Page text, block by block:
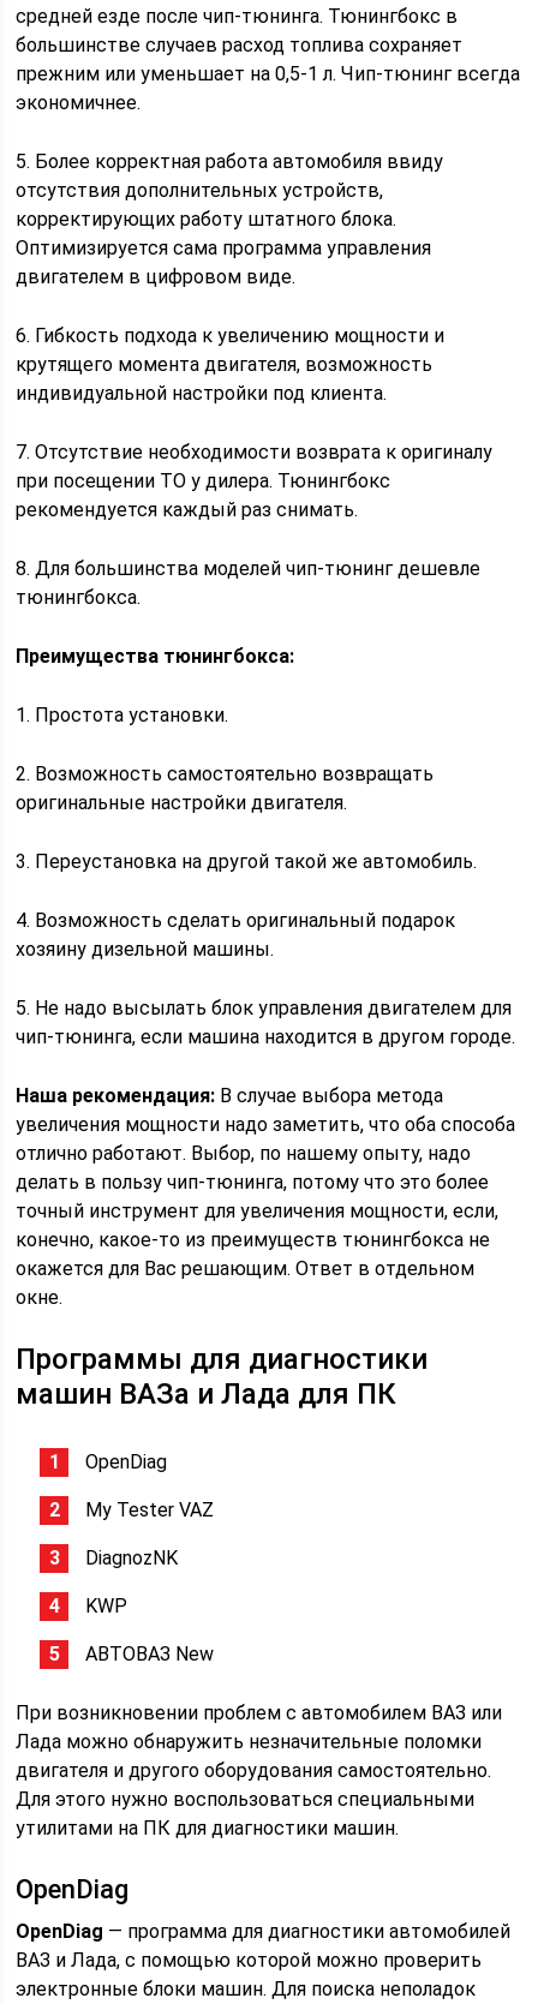
средней езде после чип-тюнинга. Тюнингбокс в
большинстве случаев расход топлива сохраняет
прежним или уменьшает на 0,5-1 л. Чип-тюнинг всегда
экономичнее.
5. Более корректная работа автомобиля ввиду
отсутствия дополнительных устройств,
корректирующих работу штатного блока.
Оптимизируется сама программа управления
двигателем в цифровом виде.
6. Гибкость подхода к увеличению мощности и
крутящего момента двигателя, возможность
индивидуальной настройки под клиента.
7. Отсутствие необходимости возврата к оригиналу
при посещении ТО у дилера. Тюнингбокс
рекомендуется каждый раз снимать.
8. Для большинства моделей чип-тюнинг дешевле
тюнингбокса.
Преимущества тюнингбокса:
1. Простота установки.
2. Возможность самостоятельно возвращать
оригинальные настройки двигателя.
3. Переустановка на другой такой же автомобиль.
4. Возможность сделать оригинальный подарок
хозяину дизельной машины.
5. Не надо высылать блок управления двигателем для
чип-тюнинга, если машина находится в другом городе.
Наша рекомендация: В случае выбора метода
увеличения мощности надо заметить, что оба способа
отлично работают. Выбор, по нашему опыту, надо
делать в пользу чип-тюнинга, потому что это более
точный инструмент для увеличения мощности, если,
конечно, какое-то из преимуществ тюнингбокса не
окажется для Вас решающим. Ответ в отдельном
окне.
Программы для диагностики
машин ВАЗа и Лада для ПК
OpenDiag
My Tester VAZ
DiagnozNK
KWP
АВТОВАЗ New
При возникновении проблем с автомобилем ВАЗ или
Лада можно обнаружить незначительные поломки
двигателя и другого оборудования самостоятельно.
Для этого нужно воспользоваться специальными
утилитами на ПК для диагностики машин.
OpenDiag
OpenDiag — программа для диагностики автомобилей
ВАЗ и Лада, с помощью которой можно проверить
электронные блоки машин. Для поиска неполадок